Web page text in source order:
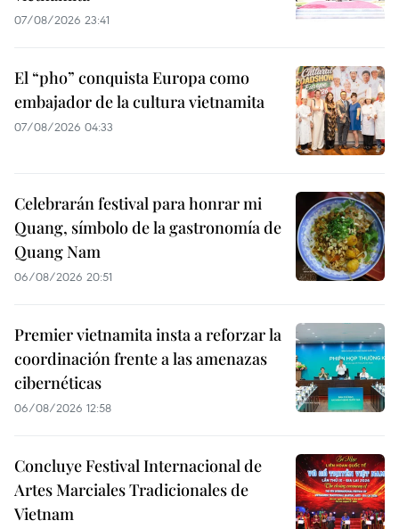
07/08/2026 23:41
El “pho” conquista Europa como
embajador de la cultura vietnamita
07/08/2026 04:33
Celebrarán festival para honrar mi
Quang, símbolo de la gastronomía de
Quang Nam
06/08/2026 20:51
Premier vietnamita insta a reforzar la
coordinación frente a las amenazas
cibernéticas
06/08/2026 12:58
Concluye Festival Internacional de
Artes Marciales Tradicionales de
Vietnam